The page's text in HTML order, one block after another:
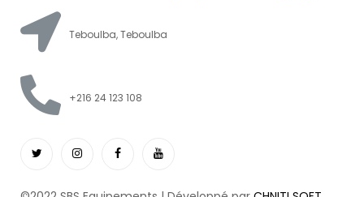
Teboulba, Teboulba
+216 24 123 108